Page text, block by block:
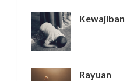
Kewajiban
Rayuan